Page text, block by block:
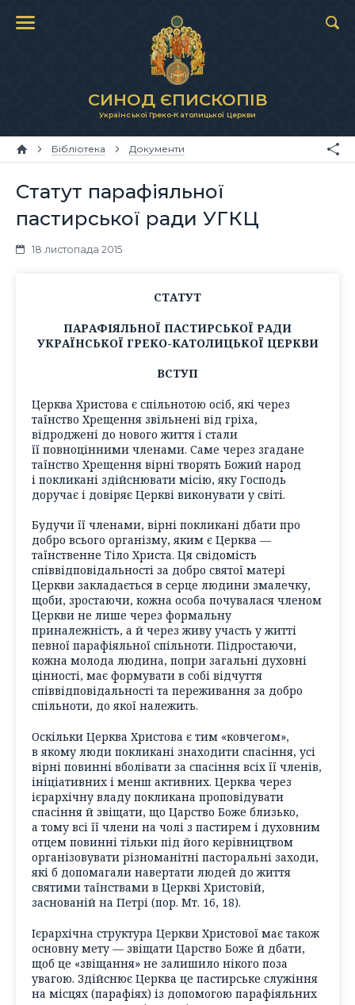
СИНОД ЄПИСКОПІВ
Української Греко-Католицької Церкви
Бібліотека Документи
Статут парафіяльної
пастирської ради УГКЦ
18 листопада 2015
СТАТУТ
ПАРАФІЯЛЬНОЇ ПАСТИРСЬКОЇ РАДИ
УКРАЇНСЬКОЇ ГРЕКО-КАТОЛИЦЬКОЇ ЦЕРКВИ
ВСТУП
Церква Христова є спільнотою осіб, які через
таїнство Хрещення звільнені від гріха,
відроджені до нового життя і стали
її повноцінними членами. Саме через згадане
таїнство Хрещення вірні творять Божий народ
і покликані здійснювати місію, яку Господь
доручає і довіряє Церкві виконувати у світі.
Будучи її членами, вірні покликані дбати про
добро всього організму, яким є Церква —
таїнственне Тіло Христа. Ця свідомість
співвідповідальності за добро святої матері
Церкви закладається в серце людини змалечку,
щоби, зростаючи, кожна особа почувалася членом
Церкви не лише через формальну
приналежність, а й через живу участь у житті
певної парафіяльної спільноти. Підростаючи,
кожна молода людина, попри загальні духовні
цінності, має формувати в собі відчуття
співвідповідальності та переживання за добро
спільноти, до якої належить.
Оскільки Церква Христова є тим «ковчегом»,
в якому люди покликані знаходити спасіння, усі
вірні повинні вболівати за спасіння всіх її членів,
ініціативних і менш активних. Церква через
ієрархічну владу покликана проповідувати
спасіння й звіщати, що Царство Боже близько,
а тому всі її члени на чолі з пастирем і духовним
отцем повинні тільки під його керівництвом
організовувати різноманітні пасторальні заходи,
які б допомагали навертати людей до життя
святими таїнствами в Церкві Христовій,
заснованій на Петрі (пор. Мт. 16, 18).
Ієрархічна структура Церкви Христової має також
основну мету — звіщати Царство Боже й дбати,
щоб це «звіщання» не залишило нікого поза
увагою. Здійснює Церква це пастирське служіння
на місцях (парафіях) із допомогою парафіяльних